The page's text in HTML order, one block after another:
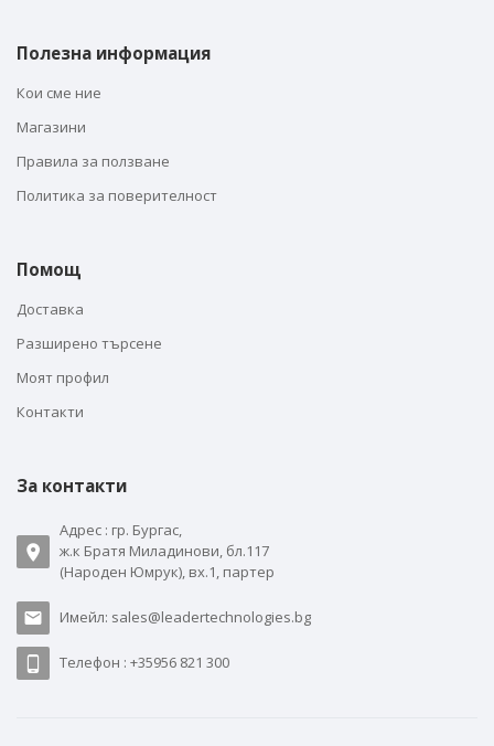
Полезна информация
Кои сме ние
Магазини
Правила за ползване
Политика за поверителност
Помощ
Доставка
Разширено търсене
Моят профил
Контакти
За контакти
Адрес : гр. Бургас,
ж.к Братя Миладинови, бл.117
(Народен Юмрук), вх.1, партер
Имейл: sales@leadertechnologies.bg
Телефон : +35956 821 300